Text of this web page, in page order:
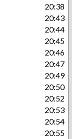
20:38
20:43
20:44
20:45
20:46
20:47
20:49
20:50
20:52
20:53
20:54
20:55